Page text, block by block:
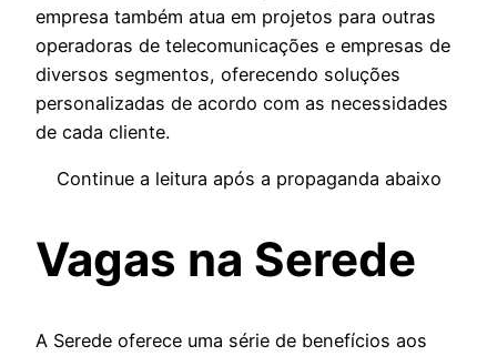
empresa também atua em projetos para outras
operadoras de telecomunicações e empresas de
diversos segmentos, oferecendo soluções
personalizadas de acordo com as necessidades
de cada cliente.
Continue a leitura após a propaganda abaixo
Vagas na Serede
A Serede oferece uma série de benefícios aos